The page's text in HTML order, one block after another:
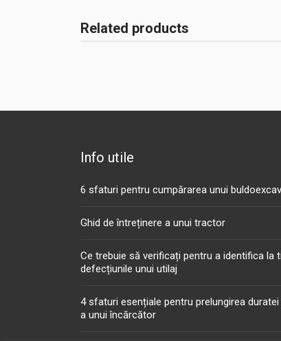
Related products
Info utile
6 sfaturi pentru cumpărarea unui
Ghid de întreținere a unui tractor
Ce trebuie să verificați pentru a identifica la
defecțiunile unui utilaj
4 sfaturi esențiale pentru prelungirea
a unui încărcător